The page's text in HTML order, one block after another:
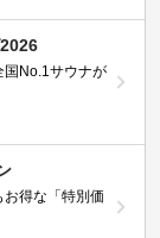
国No.1サウナが
得な「特別価